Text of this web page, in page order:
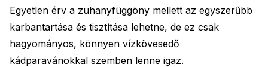
Egyetlen érv a zuhanyfüggöny mellett az egyszerűbb
karbantartása és tisztítása lehetne, de ez csak
hagyományos, könnyen vízkövesedő
kádparavánokkal szemben lenne igaz.